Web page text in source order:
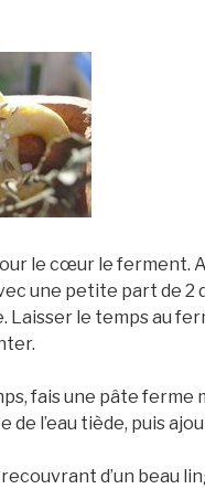
le cœur le ferment.
une petite part de 2
Laisser le temps au
fais une pâte ferme
de l’eau tiède, puis
d’un beau